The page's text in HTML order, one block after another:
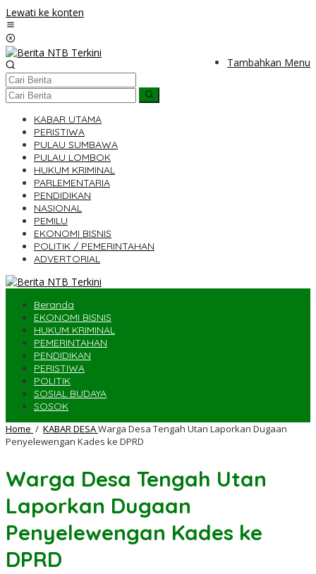
Lewati ke konten
Tambahkan Menu
KABAR UTAMA
PERISTIWA
PULAU SUMBAWA
PULAU LOMBOK
HUKUM KRIMINAL
PARLEMENTARIA
PENDIDIKAN
NASIONAL
PEMILU
EKONOMI BISNIS
POLITIK / PEMERINTAHAN
ADVERTORIAL
Beranda
EKONOMI BISNIS
HUKUM KRIMINAL
PEMERINTAHAN
PENDIDIKAN
PERISTIWA
POLITIK
SOSIAL BUDAYA
SOSOK
Home / KABAR DESAWarga Desa Tengah Utan Laporkan Dugaan
Penyelewengan Kades ke DPRD
Warga Desa Tengah Utan
Laporkan Dugaan
Penyelewengan Kades ke
DPRD